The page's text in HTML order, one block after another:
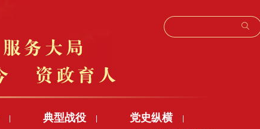
典型战役 党史纵横